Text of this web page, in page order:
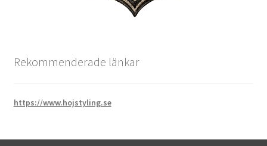
Rekommenderade länkar
https://www.hojstyling.se